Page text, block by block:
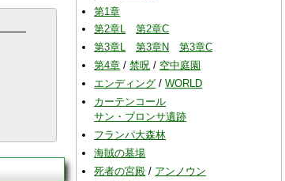
第1章
第2章L
第2章C
第3章L
第3章N
第3章C
第4章 /禁呪 / 空中庭園
エンディング /WORLD
カーテンコール
サン・ブロンサ遺跡
フランパ大森林
海賊の墓場
死者の宮殿 / アンノウン